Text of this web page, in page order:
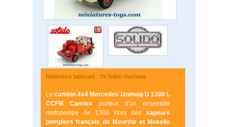
Référence fabricant : 79-Solido Hachette
Lecamion 4x4 Mercedes Unimog U 1300 L
CCFM Camiva porteur d'un ensemble
motopompe de 1300 litres des sapeurs
pompiers français de Meurthe et Moselle